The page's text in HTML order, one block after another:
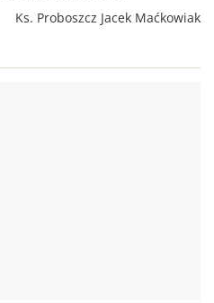
Ks. Proboszcz Jacek Maćkowiak